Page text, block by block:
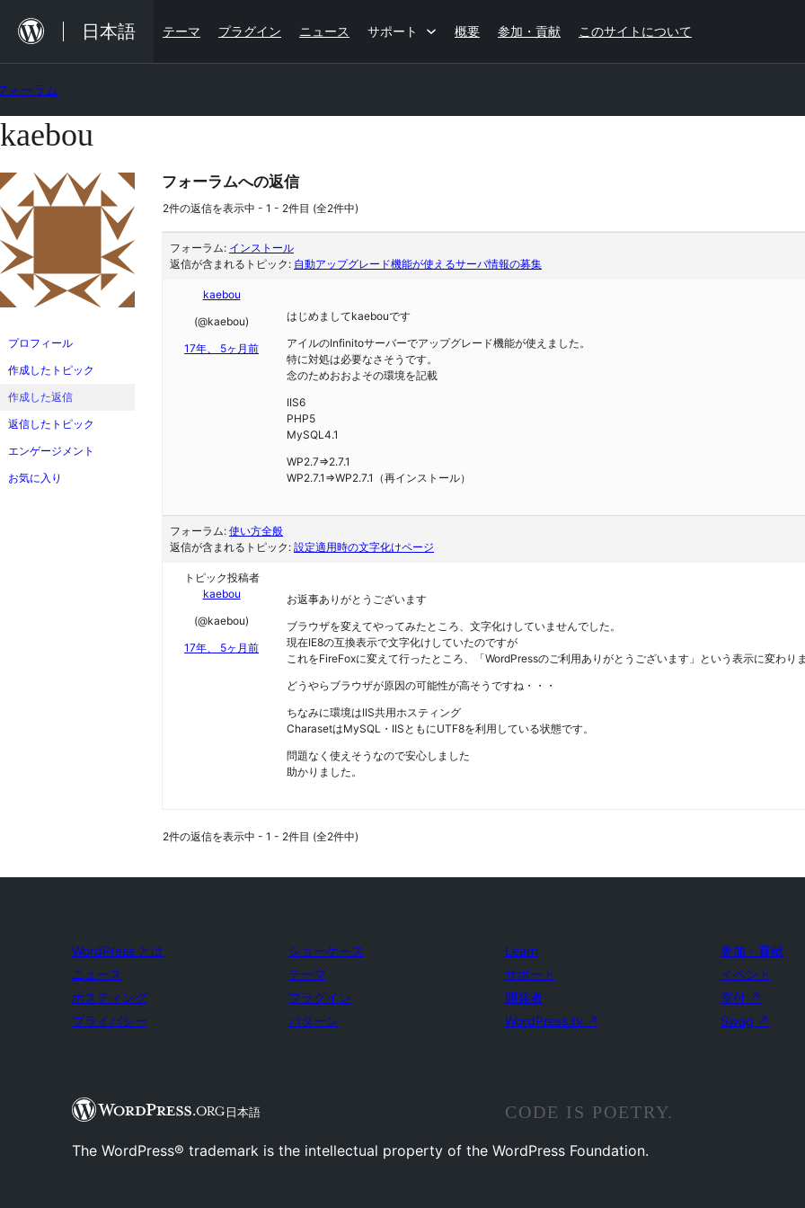
を
ス
キ
ッ
プ
日本語 テーマ プラグイン ニュース サポート 概要 参加・貢献 このサイトについて
ォーラム
コ
テ
ン
ツ
へ
ス
ッ
プ
kaebou
プロフィール
作成したトピック
作成した返信
返信したトピック
エンゲージメント
お気に入り
フォーラムへの返信
2件の返信を表示中 - 1 - 2件目 (全2件中)
フォーラム: インストール
返信が含まれるトピック: 自動アップグレード機能が使えるサーバ情報の募集
kaebou
(@kaebou)
17年、 5ヶ月前
はじめましてkaebouです
アイルのInfinitoサーバーでアップグレード機能が使えました。
特に対処は必要なさそうです。
念のためおおよその環境を記載
IIS6
PHP5
MySQL4.1
WP2.7⇒2.7.1
WP2.7.1⇒WP2.7.1（再インストール）
フォーラム: 使い方全般
返信が含まれるトピック: 設定適用時の文字化けページ
トピック投稿者
kaebou
(@kaebou)
17年、 5ヶ月前
お返事ありがとうございます
ブラウザを変えてやってみたところ、文字化けしていませんでした。
現在IE8の互換表示で文字化けしていたのですが
これをFireFoxに変えて行ったところ、「WordPressのご利用ありがとうございます」という表示に変わり
どうやらブラウザが原因の可能性が高そうですね・・・
ちなみに環境はIIS共用ホスティング
CharasetはMySQL・IISともにUTF8を利用している状態です。
問題なく使えそうなので安心しました
助かりました。
2件の返信を表示中 - 1 - 2件目 (全2件中)
WordPress とは
ニュース
ホスティング
プライバシー
ショーケース
テーマ
プラグイン
パターン
Learn
サポート
開発者
WordPress.tv ↗
参加・貢献
イベント
寄付 ↗
Swag ↗
日本語 CODE IS POETRY.
The WordPress® trademark is the intellectual property of the WordPress Foundation.